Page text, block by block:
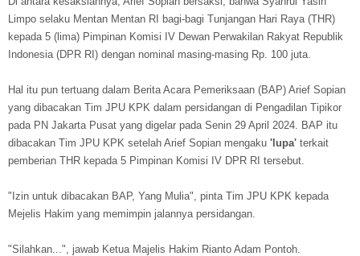
Limpo selaku Mentan Mentan RI bagi-bagi Tunjangan Hari Raya (THR)
kepada 5 (lima) Pimpinan Komisi IV Dewan Perwakilan Rakyat Republik
Indonesia (DPR RI) dengan nominal masing-masing Rp. 100 juta.
Hal itu pun tertuang dalam Berita Acara Pemeriksaan (BAP) Arief Sopian
yang dibacakan Tim JPU KPK dalam persidangan di Pengadilan Tipikor
pada PN Jakarta Pusat yang digelar pada Senin 29 April 2024. BAP itu
dibacakan Tim JPU KPK setelah Arief Sopian mengaku 'lupa' terkait
pemberian THR kepada 5 Pimpinan Komisi IV DPR RI tersebut.
"Izin untuk dibacakan BAP, Yang Mulia", pinta Tim JPU KPK kepada
Mejelis Hakim yang memimpin jalannya persidangan.
"Silahkan...", jawab Ketua Majelis Hakim Rianto Adam Pontoh.